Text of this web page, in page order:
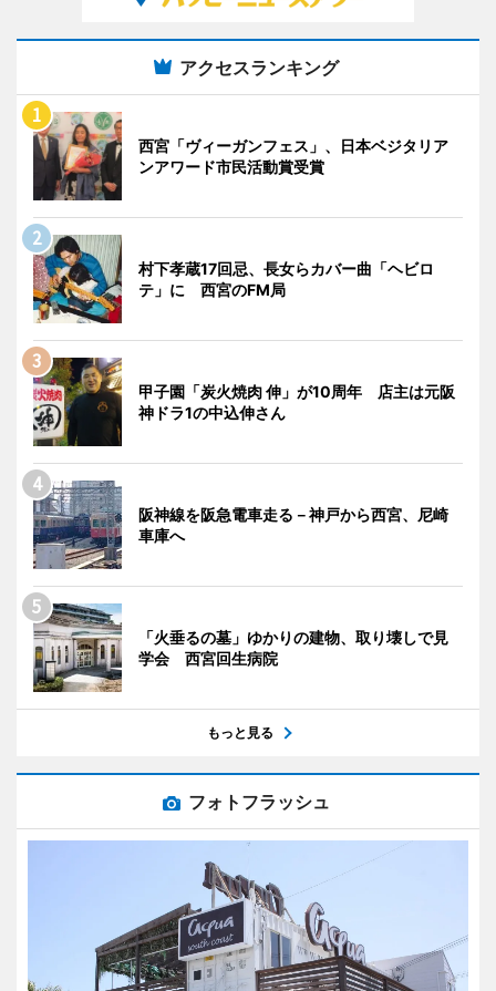
アクセスランキング
西宮「ヴィーガンフェス」、日本ベジタリア
ンアワード市民活動賞受賞
村下孝蔵17回忌、長女らカバー曲「ヘビロ
テ」に 西宮のFM局
甲子園「炭火焼肉 伸」が10周年 店主は元阪
神ドラ1の中込伸さん
阪神線を阪急電車走る－神戸から西宮、尼崎
車庫へ
「火垂るの墓」ゆかりの建物、取り壊しで見
学会 西宮回生病院
もっと見る
フォトフラッシュ